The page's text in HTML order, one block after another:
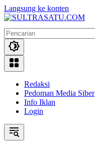
Langsung ke konten
Redaksi
Pedoman Media Siber
Info Iklan
Login